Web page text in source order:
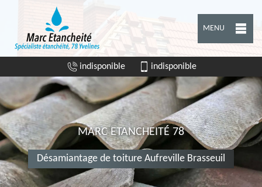
MENU
indisponible indisponible
MARC ETANCHEITÉ 78
Désamiantage de toiture Aufreville Brasseuil